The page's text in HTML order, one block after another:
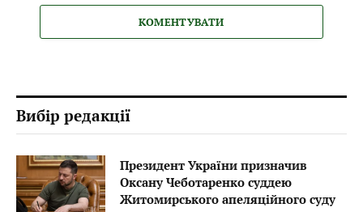
КОМЕНТУВАТИ
Вибір редакції
Президент України призначив
Оксану Чеботаренко суддею
Житомирського апеляційного суду